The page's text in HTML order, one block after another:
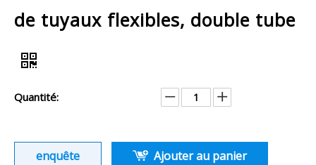
de tuyaux flexibles, double tube
Quantité:
enquête Ajouter au panier